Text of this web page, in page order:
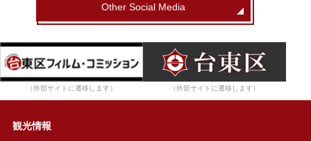
Other Social Media
（外部サイトに遷移します） （外部サイトに遷移します）
観光情報